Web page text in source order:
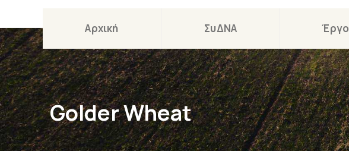
Αρχική ΣυΔΝΑ Έργο
Golder Wheat